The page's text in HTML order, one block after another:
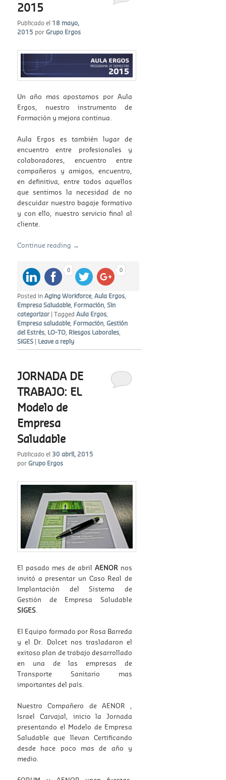
2015
Publicado el 18 mayo,
2015 porGrupo Ergos
Un año mas apostamos por Aula
Ergos, nuestro instrumento de
Formación y mejora continua.
Aula Ergos es también lugar de
encuentro entre profesionales y
colaboradores, encuentro entre
compañeros y amigos, encuentro,
en definitiva, entre todos aquellos
que sentimos la necesidad de no
descuidar nuestro bagaje formativo
y con ello, nuestro servicio final al
cliente.
Continue reading →
0 0
Posted in Aging Workforce,Aula Ergos
Empresa Saludable, Formación ,Sin
categorizar
|Tagged Aula Ergos
Empresa saludable, Formación ,Gestión
del Estrés LO-TO Riesgos Laborales
SIGES
Leave a reply
JORNADA DE
TRABAJO: EL
Modelo de
Empresa
Saludable
Publicado el 30 abril, 2015
porGrupo Ergos
El pasado mes de abril AENOR nos
invitó a presentar un Caso Real de
Implantación del Sistema de
Gestión de Empresa Saludable
SIGES
El Equipo formado por Rosa Barreda
y el Dr. Dolcet nos trasladaron el
exitoso plan de trabajo desarrollado
en una de las empresas de
Transporte Sanitario mas
importantes del país.
Nuestro Compañero de AENOR ,
Israel Carvajal, inicio la Jornada
presentando el Modelo de Empresa
Saludable que llevan Certificando
desde hace poco mas de año y
medio.